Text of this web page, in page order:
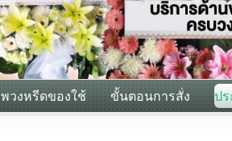
พวงหรีดของใช้ ขั้นตอนการสั่ง ป